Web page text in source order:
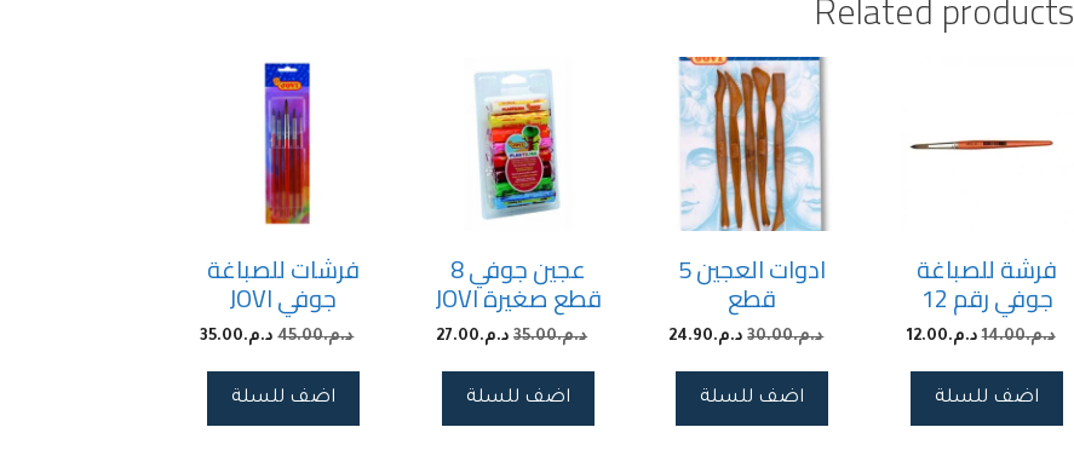
فرشة للصباغة
جوفي رقم 12
د.م.14.00 د.م.12.00
اضف للسلة
ادوات العجين 5
قطع
د.م.30.00 د.م.24.90
اضف للسلة
عجين جوفي 8
قطع صغيرة JOVI
د.م.35.00 د.م.27.00
اضف للسلة
فرشات للصباغة
جوفي JOVI
د.م.45.00 د.م.35.00
اضف للسلة